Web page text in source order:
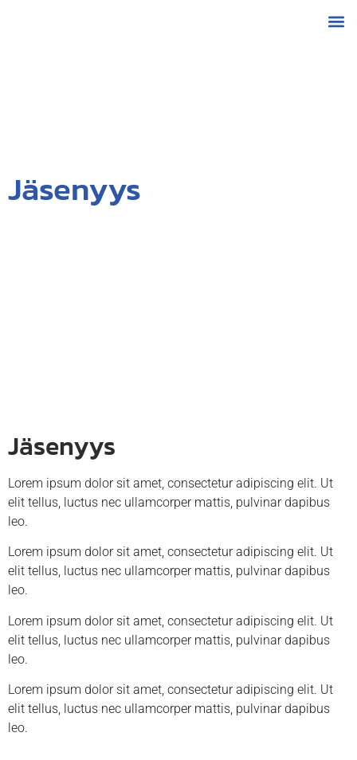
Jäsenyys
- mahdollinen alaotsikko
Jäsenyys
Lorem ipsum dolor sit amet, consectetur adipiscing elit. Ut
elit tellus, luctus nec ullamcorper mattis, pulvinar dapibus
leo.
Lorem ipsum dolor sit amet, consectetur adipiscing elit. Ut
elit tellus, luctus nec ullamcorper mattis, pulvinar dapibus
leo.
Lorem ipsum dolor sit amet, consectetur adipiscing elit. Ut
elit tellus, luctus nec ullamcorper mattis, pulvinar dapibus
leo.
Lorem ipsum dolor sit amet, consectetur adipiscing elit. Ut
elit tellus, luctus nec ullamcorper mattis, pulvinar dapibus
leo.